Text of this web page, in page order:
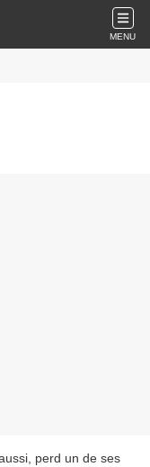
MENU
perd un de ses